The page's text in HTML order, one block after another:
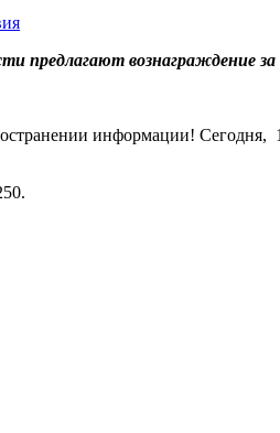
предлагают вознаграждение
информации! Сегодня,